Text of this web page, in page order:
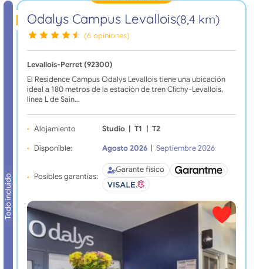
Todo incluido
Odalys Campus Levallois(8,4 km)
(6 opiniones)
Levallois-Perret (92300)
El Residence Campus Odalys Levallois tiene una ubicación
ideal a 180 metros de la estación de tren Clichy-Levallois,
línea L de Sain…
Alojamiento Studio T1 T2
Disponible: Agosto 2026 Septiembre 2026
Posibles garantías:
Garante físico